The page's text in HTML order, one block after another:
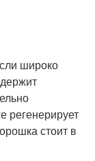
широко
регенерирует
стоит в